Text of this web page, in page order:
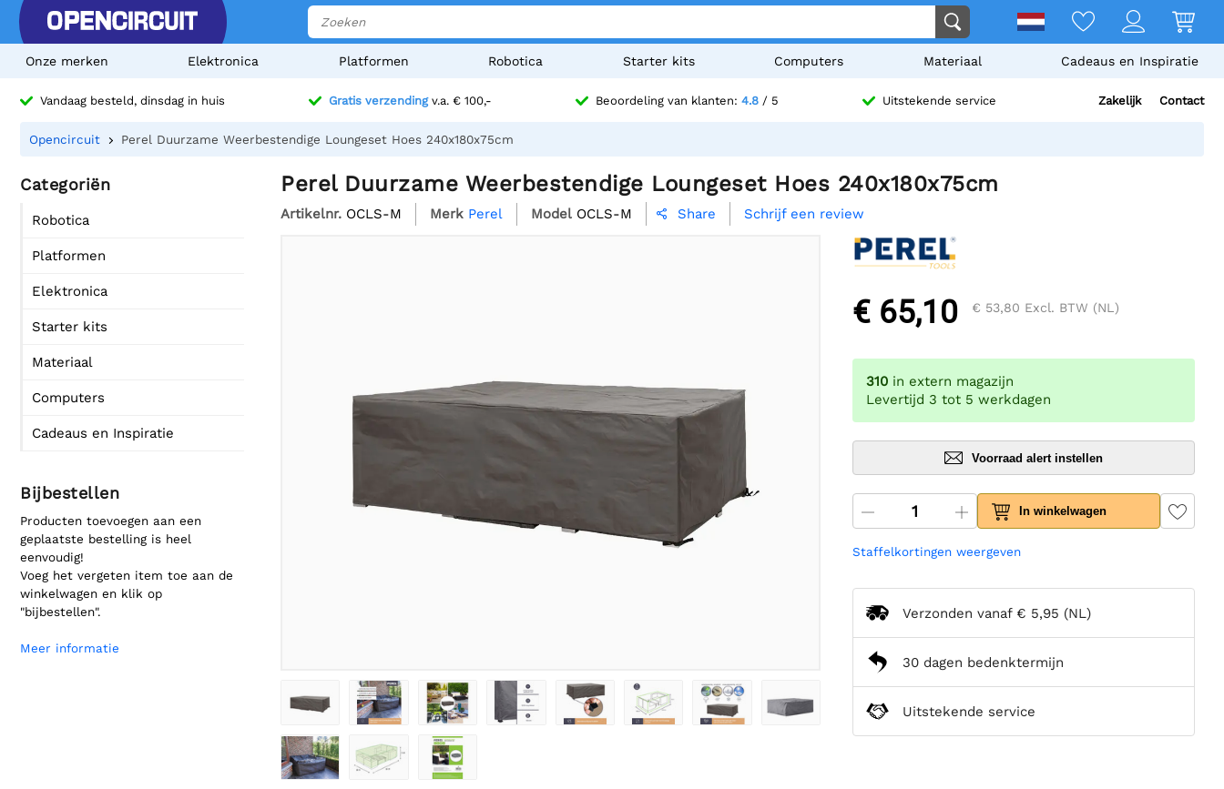
Onze merken Elektronica Platformen Robotica Starter kits Computers Materiaal Cadeaus en Inspiratie
Vandaag besteld, dinsdag in huis Gratis verzendingv.a. € 100,- Beoordeling van klanten: 4.8 / 5 Uitstekende service Zakelijk Contact
Opencircuit Perel Duurzame Weerbestendige Loungeset Hoes 240x180x75cm
Categoriën
Robotica
Platformen
Elektronica
Starter kits
Materiaal
Computers
Cadeaus en Inspiratie
Bijbestellen
Producten toevoegen aan een
geplaatste bestelling is heel
eenvoudig!
Voeg het vergeten item toe aan de
winkelwagen en klik op
"bijbestellen".
Meer informatie
Perel Duurzame Weerbestendige Loungeset Hoes 240x180x75cm
Artikelnr. OCLS-M Merk Perel Model OCLS-M  Share Schrijf een review
€ 65,10 € 53,80 Excl. BTW (NL)
310 in extern magazijn
Levertijd 3 tot 5 werkdagen
Voorraad alert instellen
In winkelwagen
Staffelkortingen weergeven
Verzonden vanaf € 5,95 (NL)
30 dagen bedenktermijn
Uitstekende service